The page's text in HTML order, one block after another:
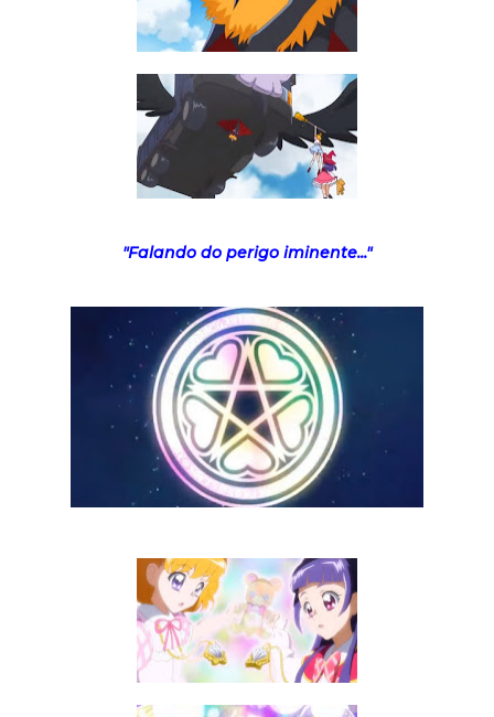
"Falando do perigo iminente..."